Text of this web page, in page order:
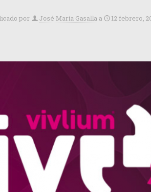
por José María Gasalla a 12 febrero,